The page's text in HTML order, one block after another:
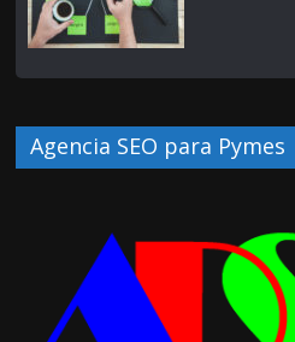
Agencia SEO para Pymes